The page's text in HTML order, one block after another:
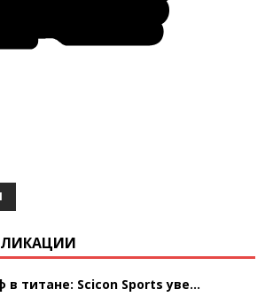
титане: Scicon Sports уве...